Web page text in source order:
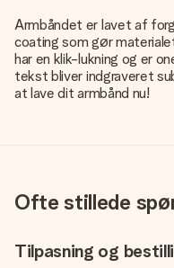
Armbåndet er lavet af
coating som gør
har en klik-lukning og er
tekst bliver indgraveret
at lave dit armbånd nu!
Ofte stillede
Tilpasning og